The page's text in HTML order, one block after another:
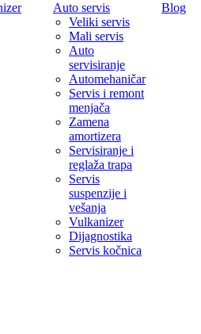
Auto servis
Veliki servis
Mali servis
Auto
servisiranje
Automehaničar
Servis i remont
menjača
Zamena
amortizera
Servisiranje i
reglaža trapa
Servis
suspenzije i
vešanja
Vulkanizer
Dijagnostika
Servis kočnica
Blog